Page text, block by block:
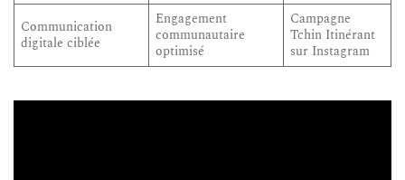
Communication
digitale ciblée
Engagement
communautaire
optimisé
Campagne
Tchin Itinérant
sur Instagram